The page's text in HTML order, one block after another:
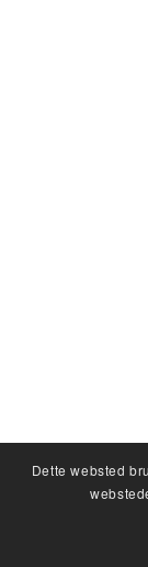
Dette websted